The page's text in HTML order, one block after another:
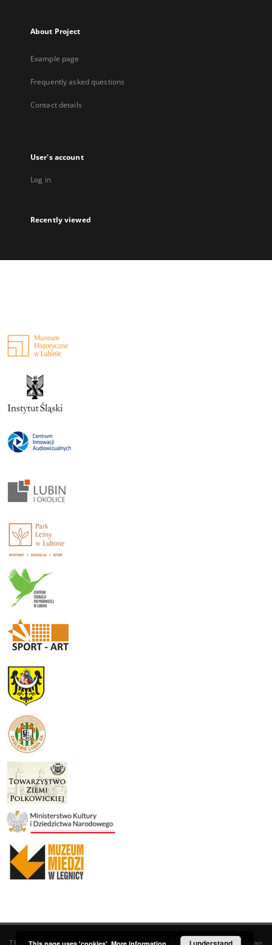
About Project
Example page
Frequently asked questions
Contact details
User's account
Log in
Recently viewed
This service runs onDInGO dLibra 6.3.19software created by Poznan